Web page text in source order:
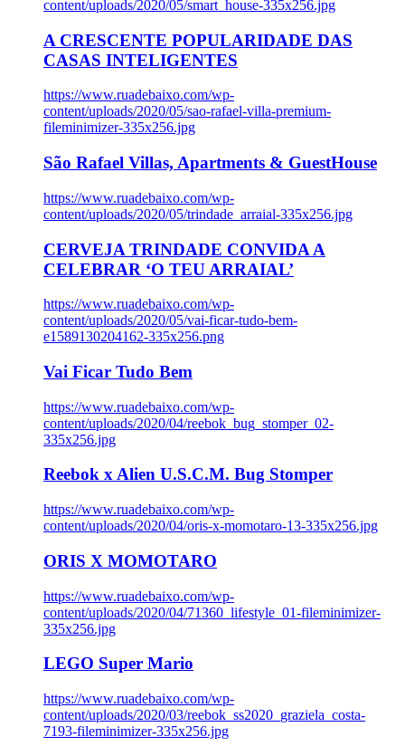
content/uploads/2020/05/smart_house-335x256.jpg
A CRESCENTE POPULARIDADE DAS
CASAS INTELIGENTES
https://www.ruadebaixo.com/wp-
content/uploads/2020/05/sao-rafael-villa-premium-
fileminimizer-335x256.jpg
São Rafael Villas, Apartments & GuestHouse
https://www.ruadebaixo.com/wp-
content/uploads/2020/05/trindade_arraial-335x256.jpg
CERVEJA TRINDADE CONVIDA A
CELEBRAR ‘O TEU ARRAIAL’
https://www.ruadebaixo.com/wp-
content/uploads/2020/05/vai-ficar-tudo-bem-
e1589130204162-335x256.png
Vai Ficar Tudo Bem
https://www.ruadebaixo.com/wp-
content/uploads/2020/04/reebok_bug_stomper_02-
335x256.jpg
Reebok x Alien U.S.C.M. Bug Stomper
https://www.ruadebaixo.com/wp-
content/uploads/2020/04/oris-x-momotaro-13-335x256.jpg
ORIS X MOMOTARO
https://www.ruadebaixo.com/wp-
content/uploads/2020/04/71360_lifestyle_01-fileminimizer-
335x256.jpg
LEGO Super Mario
https://www.ruadebaixo.com/wp-
content/uploads/2020/03/reebok_ss2020_graziela_costa-
7193-fileminimizer-335x256.jpg